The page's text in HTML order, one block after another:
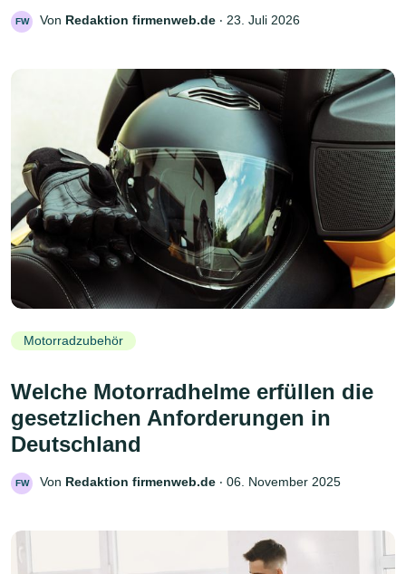
FW Von Redaktion firmenweb.de ‧ 23. Juli 2026
Motorradzubehör
Welche Motorradhelme erfüllen die
gesetzlichen Anforderungen in
Deutschland
FW Von Redaktion firmenweb.de ‧ 06. November 2025